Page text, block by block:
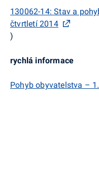
130062-14: Stav a
čtvrtletí 2014
)
rychlá informace
Pohyb obyvatelstva –